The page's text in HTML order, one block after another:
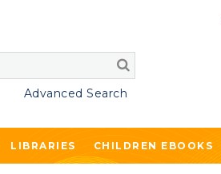
Advanced Search
LIBRARIES CHILDREN EBOOKS